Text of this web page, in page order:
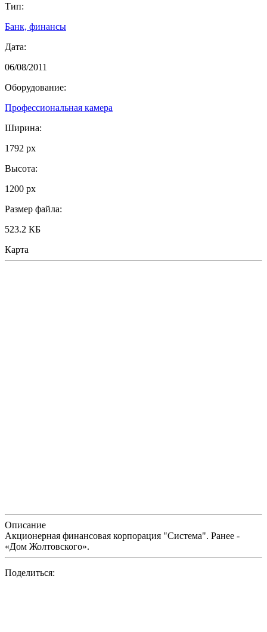
Тип:
Банк, финансы
Дата:
06/08/2011
Оборудование:
Профессиональная камера
Ширина:
1792 px
Высота:
1200 px
Размер файла:
523.2 КБ
Карта
Описание
Акционерная финансовая корпорация "Система". Ранее -
«Дом Жолтовского».
Поделиться: